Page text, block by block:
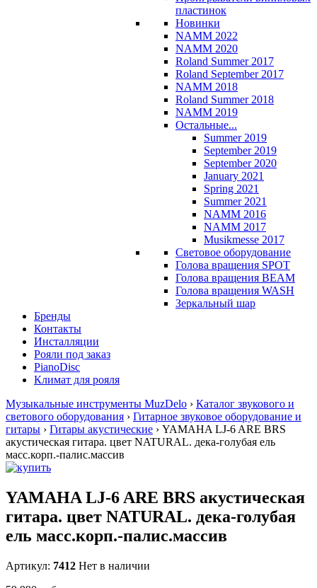
пластинок
Новинки
NAMM 2022
NAMM 2020
Roland Summer 2017
Roland September 2017
NAMM 2018
Roland Summer 2018
NAMM 2019
Остальные...
Summer 2019
September 2019
September 2020
January 2021
Spring 2021
Summer 2021
NAMM 2016
NAMM 2017
Musikmesse 2017
Световое оборудование
Голова вращения SPOT
Голова вращения BEAM
Голова вращения WASH
Зеркальный шар
Бренды
Контакты
Инсталляции
Рояли под заказ
PianoDisc
Климат для рояля
Музыкальные инструменты MuzDelo › Каталог звукового и
светового оборудования › Гитарное звуковое оборудование и
гитары › Гитары акустические › YAMAHA LJ-6 ARE BRS
акустическая гитара. цвет NATURAL. дека-голубая ель
масс.корп.-палис.массив
YAMAHA LJ-6 ARE BRS акустическая
гитара. цвет NATURAL. дека-голубая
ель масс.корп.-палис.массив
Артикул: 7412 Нет в наличии